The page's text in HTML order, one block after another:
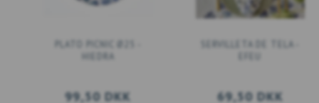
PLATO PICNIC Ø25 -
HIEDRA
99,50 DKK
SERVILLETA DE TELA -
69,50 DKK